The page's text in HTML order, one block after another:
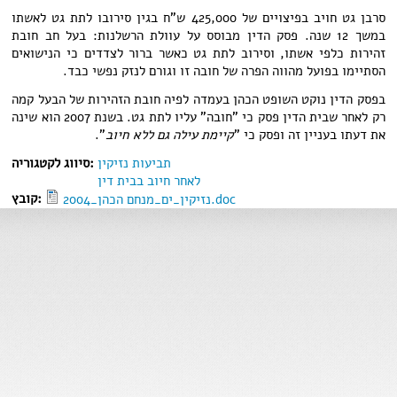
סרבן גט חויב בפיצויים של 425,000 ש"ח בגין סירובו לתת גט לאשתו
במשך 12 שנה. פסק הדין מבוסס על עוולת הרשלנות: בעל חב חובת
זהירות כלפי אשתו, וסירוב לתת גט כאשר ברור לצדדים כי הנישואים
הסתיימו בפועל מהווה הפרה של חובה זו וגורם לנזק נפשי כבד.
בפסק הדין נוקט השופט הכהן בעמדה לפיה חובת הזהירות של הבעל קמה
רק לאחר שבית הדין פסק כי "חובה" עליו לתת גט. בשנת 2007 הוא שינה
את דעתו בעניין זה ופסק כי "קיימת עילה גם ללא חיוב".
סיווג לקטגוריה:תביעות נזיקין
לאחר חיוב בבית דין
קובץ:
נזיקין_ים_מנחם הכהן_2004.doc